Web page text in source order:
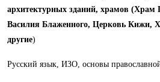
архитектурных зданий, храмов
Василия Блаженного, Церковь Кижи,
другие)
Русский язык, ИЗО, основы